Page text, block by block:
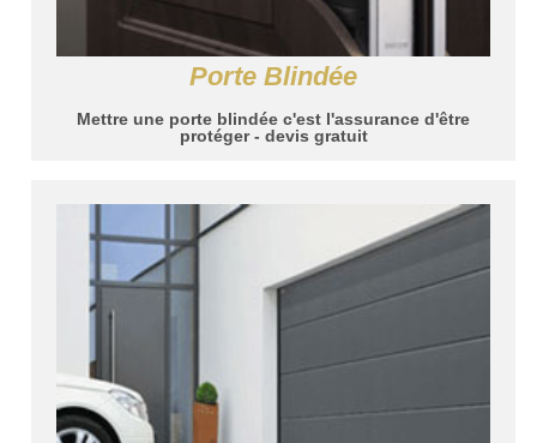
Porte Blindée
Mettre une porte blindée c'est l'assurance d'être
protéger - devis gratuit